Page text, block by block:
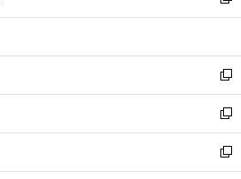
開
ウ
開
く
ン
ウ
で
開
く
ウ
ン
ド
ウ
で
開
く
し
ウ
ィ
ン
ド
ウ
で
開
新
し
い
ウ
ィ
ン
新
し
い
ウ
新
し